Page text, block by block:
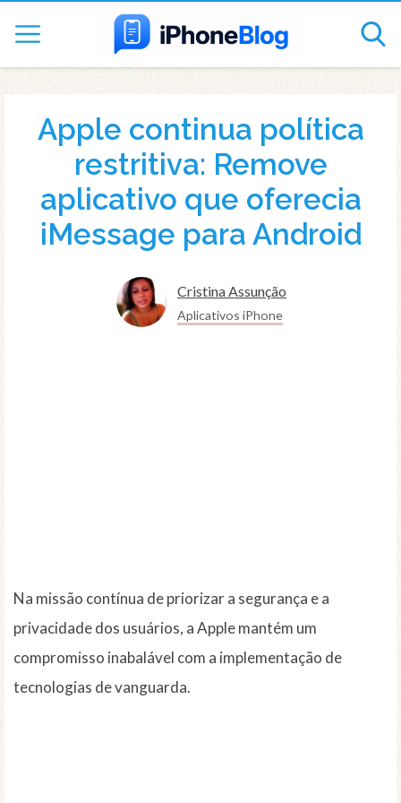
Apple continua política
restritiva: Remove
aplicativo que oferecia
iMessage para Android
Cristina Assunção
Aplicativos iPhone
Na missão contínua de priorizar a segurança e a
privacidade dos usuários, a Apple mantém um
compromisso inabalável com a implementação de
tecnologias de vanguarda.